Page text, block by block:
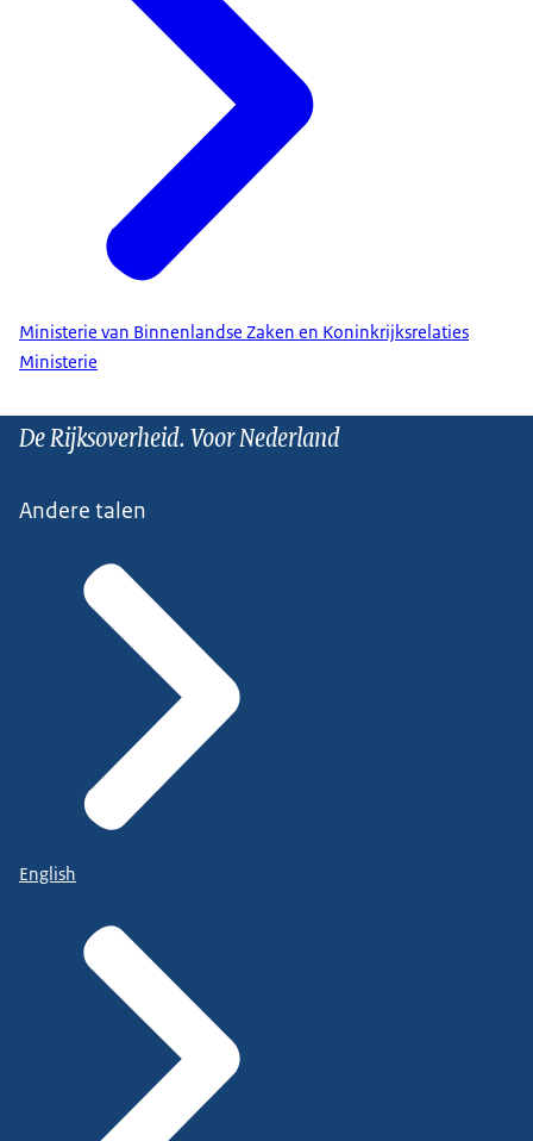
Ministerie van Binnenlandse Zaken en Koninkrijksrelaties
Ministerie
De Rijksoverheid. Voor Nederland
Andere talen
English